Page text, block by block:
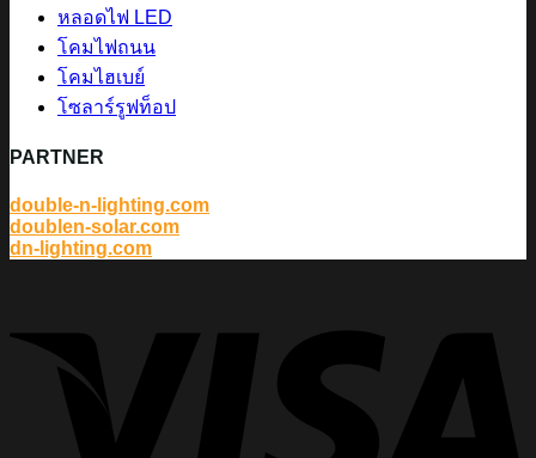
หลอดไฟ LED
โคมไฟถนน
โคมไฮเบย์
โซลาร์รูฟท็อป
PARTNER
double-n-lighting.com
doublen-solar.com
dn-lighting.com